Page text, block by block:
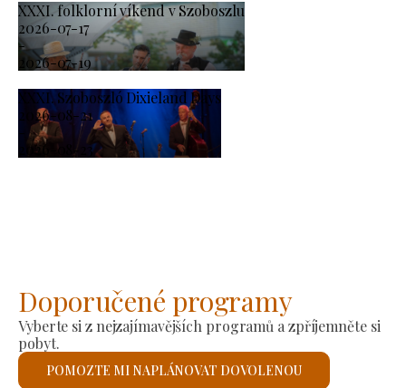
XXXI. folklorní víkend v Szoboszlu
2026-07-17
-
2026-07-19
XXXI. Szoboszló Dixieland Days
2026-08-21
-
2026-08-23
Doporučené programy
Vyberte si z nejzajímavějších programů a zpříjemněte si
pobyt.
POMOZTE MI NAPLÁNOVAT DOVOLENOU